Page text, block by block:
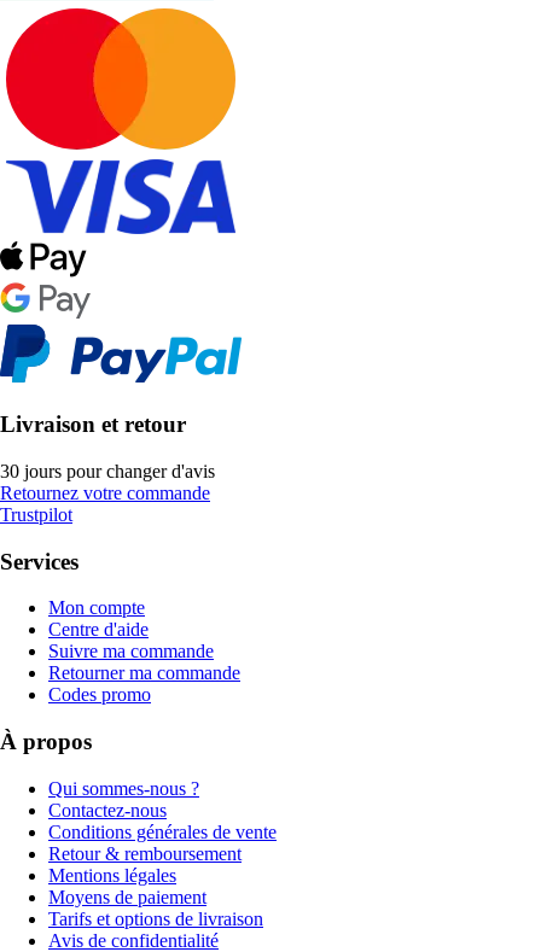
Livraison et retour
30 jours pour changer d'avis
Retournez votre commande
Trustpilot
Services
Mon compte
Centre d'aide
Suivre ma commande
Retourner ma commande
Codes promo
À propos
Qui sommes-nous ?
Contactez-nous
Conditions générales de vente
Retour & remboursement
Mentions légales
Moyens de paiement
Tarifs et options de livraison
Avis de confidentialité